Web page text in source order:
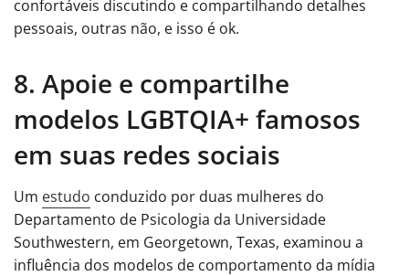
confortáveis ​​discutindo e compartilhando detalhes
pessoais, outras não, e isso é ok.
8. Apoie e compartilhe
modelos LGBTQIA+ famosos
em suas redes sociais
Um estudo conduzido por duas mulheres do
Departamento de Psicologia da Universidade
Southwestern, em Georgetown, Texas, examinou a
influência dos modelos de comportamento da mídia